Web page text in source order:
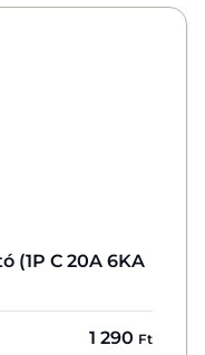
(1P C 20A 6KA
1 290 Ft